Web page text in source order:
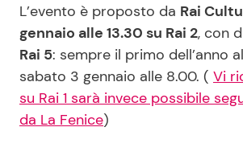
Contattaci
Pubblicità
Privacy Policy
L’evento è proposto da Rai
gennaio alle 13.30 su Rai 2, con
Rai 5: sempre il primo dell’anno
sabato 3 gennaio alle 8.00. ( Vi
su Rai 1 sarà invece possibile
da La Fenice)